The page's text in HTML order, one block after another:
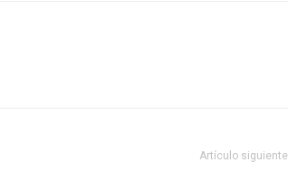
Artículo siguiente